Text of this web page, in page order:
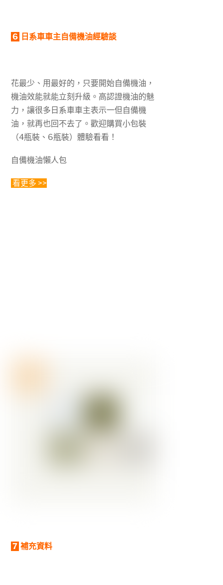
6 日系車車主自備機油經驗談
花最少、用最好的，只要開始自備機油，
機油效能就能立刻升級。高認證機油的魅
力，讓很多日系車車主表示一但自備機
油，就再也回不去了。歡迎購買小包裝
（4瓶裝、6瓶裝）體驗看看！
自備機油懶人包
看更多 >>
7 補充資料